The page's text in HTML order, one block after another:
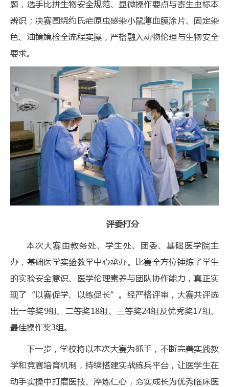
题，选手比拼生物安全规范、显微操作要点与寄生虫标本
辨识；决赛围绕约氏疟原虫感染小鼠薄血膜涂片、固定染
色、油镜镜检全流程实操，严格融入动物伦理与生物安全
要求。
评委打分
本次大赛由教务处、学生处、团委、基础医学院主
办，基础医学实验教学中心承办。比赛全方位锤炼了学生
的实验安全意识、医学伦理素养与团队协作能力，真正实
现了“以赛促学、以练促长”。经严格评审，大赛共评选
出一等奖9组、二等奖18组、三等奖24组及优秀奖17组、
最佳操作奖3组。
下一步，学校将以本次大赛为抓手，不断完善实践教
学和竞赛培育机制，持续搭建实战练兵平台，让医学生在
动手实操中打磨医技、淬炼仁心，夯实成长为优秀临床医